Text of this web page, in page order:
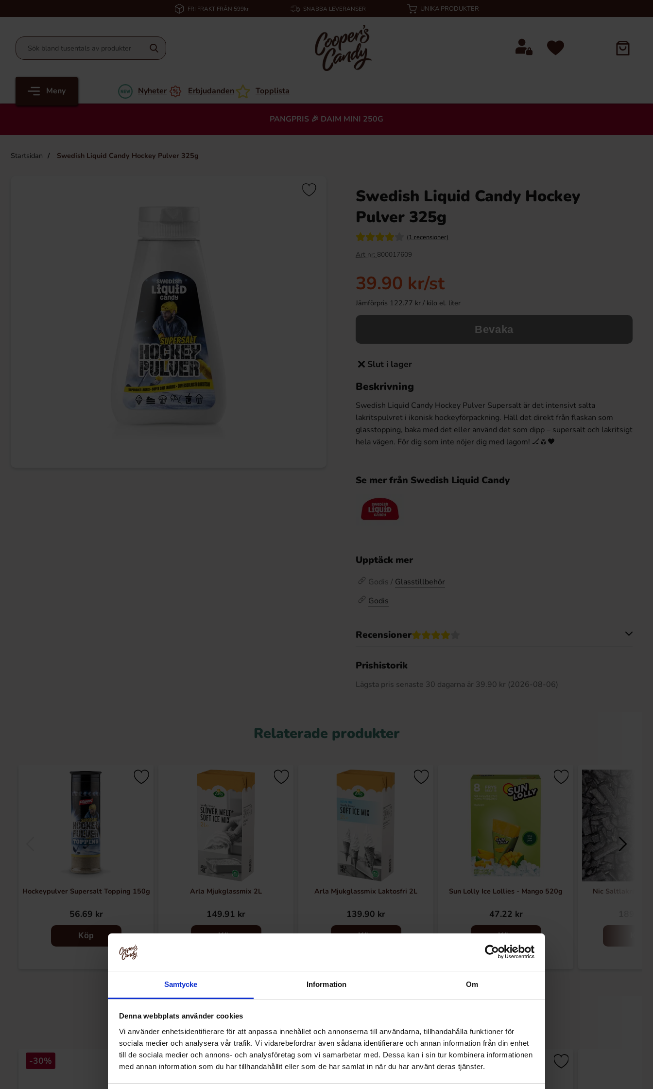
Samtycke Information Om
Denna webbplats använder cookies
Vi använder enhetsidentifierare för att anpassa innehållet och annonserna till användarna, tillhandahålla funktioner för
sociala medier och analysera vår trafik. Vi vidarebefordrar även sådana identifierare och annan information från din enhet
till de sociala medier och annons- och analysföretag som vi samarbetar med. Dessa kan i sin tur kombinera informationen
med annan information som du har tillhandahållit eller som de har samlat in när du har använt deras tjänster.
FRI FRAKT FRÅN 599kr SNABBA LEVERANSER UNIKA PRODUKTER
Meny Nyheter Erbjudanden Topplista
PANGPRIS 🎉 DAIM MINI 250G
Startsidan Swedish Liquid Candy Hockey Pulver 325g
Swedish Liquid Candy Hockey
Pulver 325g
(1 recensioner)
Art nr: 800017609
39.90 kr/st
Jämförpris 122.77 kr / kilo el. liter
Bevaka
Slut i lager
Beskrivning
Swedish Liquid Candy Hockey Pulver Supersalt är det intensivt salta
lakritspulvret i ikonisk hockeyförpackning. Häll det direkt från flaskan som
glasstopping, baka med det eller använd det som dipp – supersalt och lakritsigt
hela vägen. För dig som inte nöjer dig med lagom! 🏒🧂🖤
Se mer från Swedish Liquid Candy
Upptäck mer
Godis / Glasstillbehör
Godis
Recensioner
Prishistorik
Lägsta pris senaste 30 dagarna är 39.90 kr (2026-08-06)
Relaterade produkter
Hockeypulver Supersalt Topping 150g
56.69 kr
Köp
Arla Mjukglassmix 2L
149.91 kr
Köp
Arla Mjukglassmix Laktosfri 2L
139.90 kr
Köp
Sun Lolly Ice Lollies - Mango 520g
47.22 kr
Köp
Nic Saltlakrits
-30%